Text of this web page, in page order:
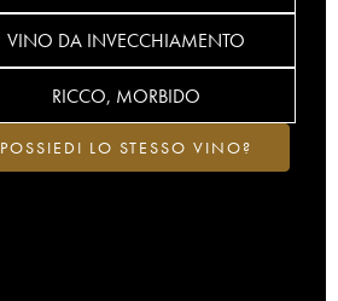
VINO DA INVECCHIAMENTO
RICCO, MORBIDO
POSSIEDI LO STESSO VINO?